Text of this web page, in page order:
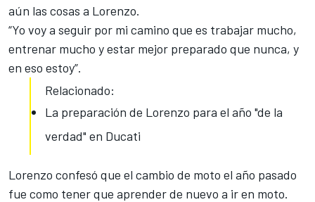
aún las cosas a Lorenzo.
“Yo voy a seguir por mi camino que es trabajar mucho,
entrenar mucho y estar mejor preparado que nunca, y
en eso estoy”.
Relacionado:
La preparación de Lorenzo para el año "de la
verdad" en Ducati
Lorenzo confesó que el cambio de moto el año pasado
fue como tener que aprender de nuevo a ir en moto.